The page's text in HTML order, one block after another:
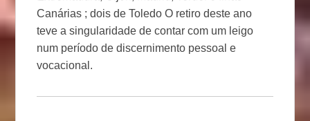
Canárias ; dois de Toledo O retiro deste ano
teve a singularidade de contar com um leigo
num período de discernimento pessoal e
vocacional.